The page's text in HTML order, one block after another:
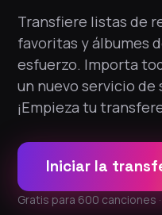
Transfiere listas de
favoritas y álbumes
esfuerzo. Importa
un nuevo servicio
¡Empieza tu
Iniciar la
Gratis para 600 canciones